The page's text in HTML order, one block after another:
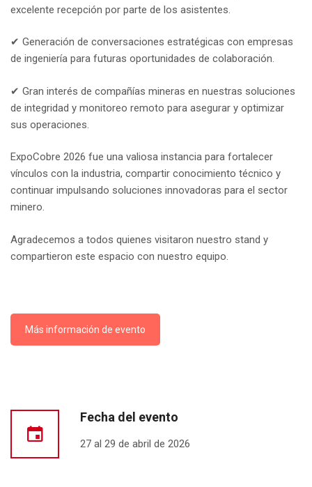
excelente recepción por parte de los asistentes.
✔ Generación de conversaciones estratégicas con empresas
de ingeniería para futuras oportunidades de colaboración.
✔ Gran interés de compañías mineras en nuestras soluciones
de integridad y monitoreo remoto para asegurar y optimizar
sus operaciones.
ExpoCobre 2026 fue una valiosa instancia para fortalecer
vínculos con la industria, compartir conocimiento técnico y
continuar impulsando soluciones innovadoras para el sector
minero.
Agradecemos a todos quienes visitaron nuestro stand y
compartieron este espacio con nuestro equipo.
Más información de evento
Fecha del evento
27 al 29 de abril de 2026